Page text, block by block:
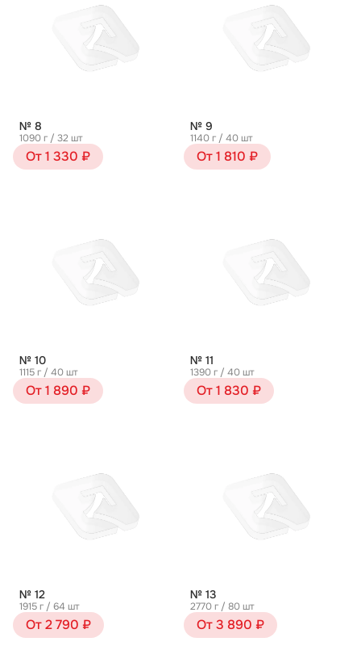
№ 8
1090 г / 32 шт
От 1 330 ₽
№ 9
1140 г / 40 шт
От 1 810 ₽
№ 10
1115 г / 40 шт
От 1 890 ₽
№ 11
1390 г / 40 шт
От 1 830 ₽
№ 12
1915 г / 64 шт
От 2 790 ₽
№ 13
2770 г / 80 шт
От 3 890 ₽